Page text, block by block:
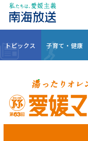
トピックス 子育て・健康